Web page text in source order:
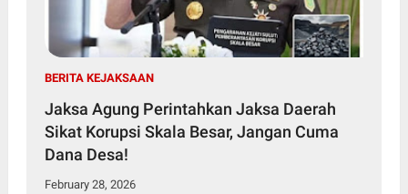
BERITA KEJAKSAAN
Jaksa Agung Perintahkan Jaksa Daerah
Sikat Korupsi Skala Besar, Jangan Cuma
Dana Desa!
February 28, 2026